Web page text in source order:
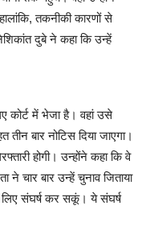
तकनीकी कारणों से
दुबे ने कहा कि उन्हें
कोर्ट में भेजा है। वहां उसे
बार नोटिस दिया जाएगा।
होगी। उन्होंने कहा कि वे
ने चार बार उन्हें चुनाव जिताया
संघर्ष कर सकूं। ये संघर्ष